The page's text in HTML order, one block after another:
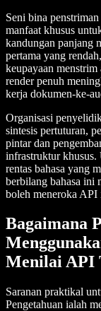
Seni bina
manfaat khusus
kandungan panjang
pertama yang
keupayaan
render penuh
kerja dokumen-ke-
Organisasi
sintesis pertuturan,
pintar dan
infrastruktur khusus.
rentas bahasa yang
berbilang bahasa ini
boleh meneroka API
Bagaimana
Menilai API
Saranan praktikal
Pengetahuan ialah